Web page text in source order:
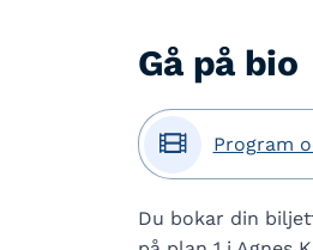
Gå på bio
 Program
Du bokar din